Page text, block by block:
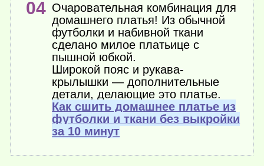
Очаровательная комбинация для
домашнего платья! Из обычной
футболки и набивной ткани
сделано милое платьице с
пышной юбкой.
Широкой пояс и рукава-
крылышки — дополнительные
детали, делающие это платье.
Как сшить домашнее платье из
футболки и ткани без выкройки
за 10 минут